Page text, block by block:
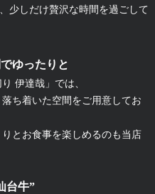
少しだけ贅沢な時間を過ごして
ゆったりと
伊達哉」では、
ち着いた空間をご用意してお
とお食事を楽しめるのも当店
台牛”